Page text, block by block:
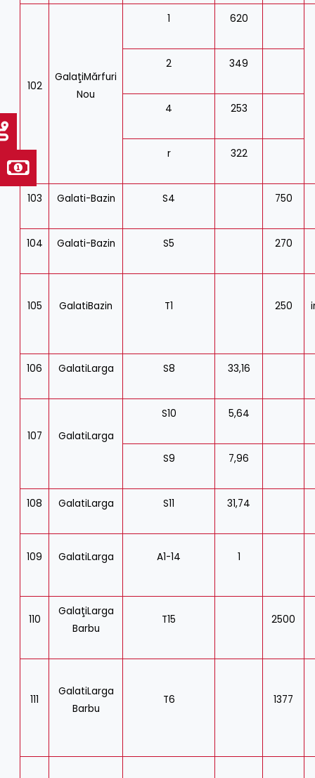
102
GalaţiMărfuri
Nou
1 620
2 349
4 253
r 322
103 Galati-Bazin S4 750
104 Galati-Bazin S5 270
105 GalatiBazin T1 250
106 GalatiLarga S8 33,16
107 GalatiLarga
S10 5,64
S9 7,96
108 GalatiLarga S11 31,74
109 GalatiLarga A1-14 1
110
GalaţiLarga
Barbu
T15 2500
111
GalatiLarga
Barbu
T6 1377